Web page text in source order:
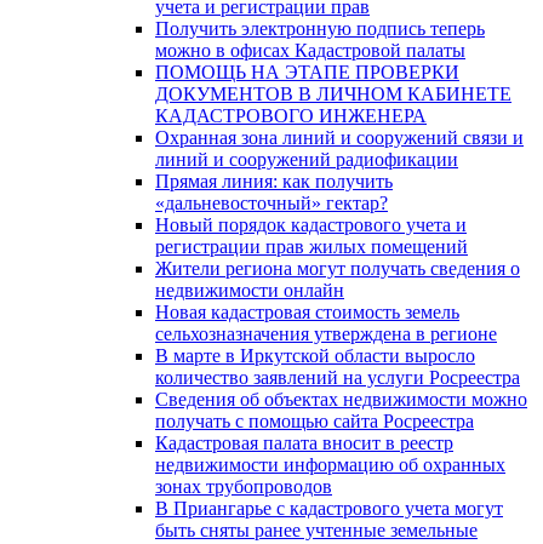
учета и регистрации прав
Получить электронную подпись теперь
можно в офисах Кадастровой палаты
ПОМОЩЬ НА ЭТАПЕ ПРОВЕРКИ
ДОКУМЕНТОВ В ЛИЧНОМ КАБИНЕТЕ
КАДАСТРОВОГО ИНЖЕНЕРА
Охранная зона линий и сооружений связи и
линий и сооружений радиофикации
Прямая линия: как получить
«дальневосточный» гектар?
Новый порядок кадастрового учета и
регистрации прав жилых помещений
Жители региона могут получать сведения о
недвижимости онлайн
Новая кадастровая стоимость земель
сельхозназначения утверждена в регионе
В марте в Иркутской области выросло
количество заявлений на услуги Росреестра
Сведения об объектах недвижимости можно
получать с помощью сайта Росреестра
Кадастровая палата вносит в реестр
недвижимости информацию об охранных
зонах трубопроводов
В Приангарье с кадастрового учета могут
быть сняты ранее учтенные земельные